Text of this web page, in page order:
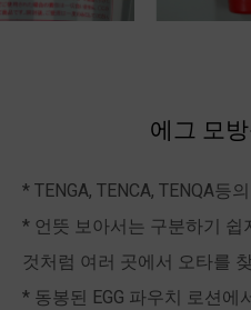
에그 모
* TENGA, TENCA, TENQA등
* 언뜻 보아서는 구분하기 쉽
것처럼 여러 곳에서 오타를
* 동봉된 EGG 파우치 로션에